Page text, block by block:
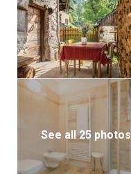
See all 25 photos